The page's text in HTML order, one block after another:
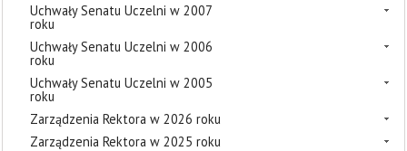
Uchwały Senatu Uczelni w 2007
roku
Uchwały Senatu Uczelni w 2006
roku
Uchwały Senatu Uczelni w 2005
roku
Zarządzenia Rektora w 2026 roku
Zarządzenia Rektora w 2025 roku